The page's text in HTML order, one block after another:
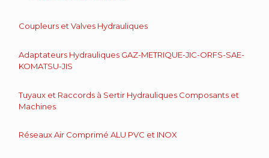
Coupleurs et Valves Hydrauliques
Adaptateurs Hydrauliques GAZ-METRIQUE-JIC-ORFS-SAE-
KOMATSU-JIS
Tuyaux et Raccords à Sertir Hydrauliques Composants et
Machines
Réseaux Air Comprimé ALU PVC et INOX